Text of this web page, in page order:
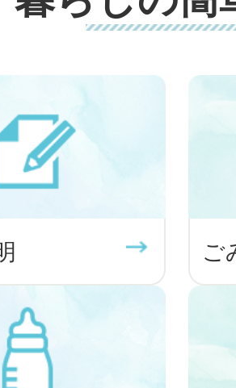
月03日 おしらせ 募集
月03日
03日
動
ご